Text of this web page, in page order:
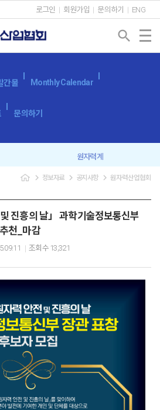
로그인 회원가입 문의하기 ENG
search
간물 Monthly Calendar
문의하기
원자력계
navigate_next 정보자료 navigate_next 공지사항 navigate_next 원자력산업협회
진흥의 날」 과학기술정보통신부
천_마감
조회수13,321